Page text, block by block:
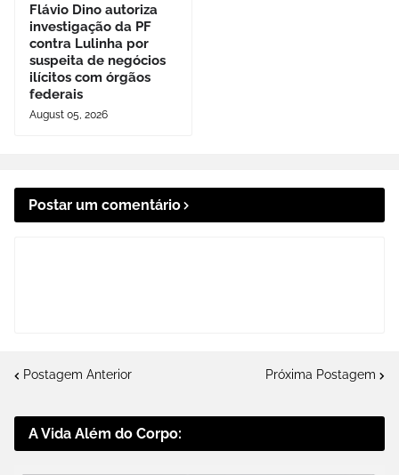
Flávio Dino autoriza
investigação da PF
contra Lulinha por
suspeita de negócios
ilícitos com órgãos
federais
August 05, 2026
Postar um comentário
Postagem Anterior Próxima Postagem
A Vida Além do Corpo: